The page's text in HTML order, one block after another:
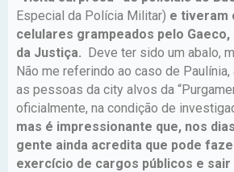
Especial da Polícia Militar) e tiveram
celulares grampeados pelo
da Justiça. Deve ter sido um abalo,
Não me referindo ao caso de
as pessoas da city alvos da
oficialmente, na condição de
mas é impressionante que, nos
gente ainda acredita que pode
exercício de cargos públicos e sair